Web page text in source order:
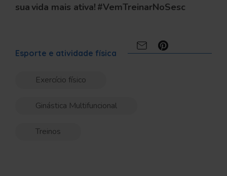
sua vida mais ativa! #VemTreinarNoSesc
Esporte e atividade física
Exercício físico
Ginástica Multifuncional
Treinos